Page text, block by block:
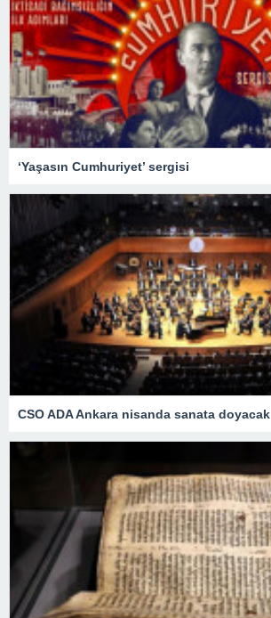
‘Yaşasın Cumhuriyet’ sergisi
CSO ADA Ankara nisanda sanata doyacak